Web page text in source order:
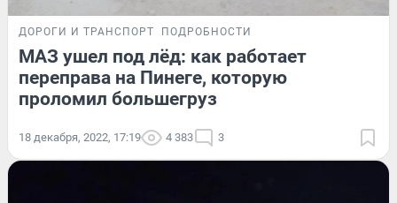
ДОРОГИ И ТРАНСПОРТ ПОДРОБНОСТИ
МАЗ ушел под лёд: как работает
переправа на Пинеге, которую
проломил большегруз
18 декабря, 2022, 17:19 4 383 3